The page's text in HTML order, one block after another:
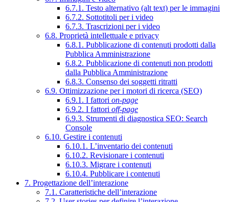
6.7.1. Testo alternativo (alt text) per le immagini
6.7.2. Sottotitoli per i video
6.7.3. Trascrizioni per i video
6.8. Proprietà intellettuale e privacy
6.8.1. Pubblicazione di contenuti prodotti dalla
Pubblica Amministrazione
6.8.2. Pubblicazione di contenuti non prodotti
dalla Pubblica Amministrazione
6.8.3. Consenso dei soggetti ritratti
6.9. Ottimizzazione per i motori di ricerca (SEO)
6.9.1. I fattori on-page
6.9.2. I fattori off-page
6.9.3. Strumenti di diagnostica SEO: Search
Console
6.10. Gestire i contenuti
6.10.1. L’inventario dei contenuti
6.10.2. Revisionare i contenuti
6.10.3. Migrare i contenuti
6.10.4. Pubblicare i contenuti
7. Progettazione dell’interazione
7.1. Caratteristiche dell’interazione